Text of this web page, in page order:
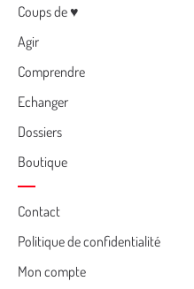
Menu
Coups de ♥
Agir
Comprendre
Echanger
Dossiers
Boutique
Cemea
footer
Contact
Politique de confidentialité
Mon compte